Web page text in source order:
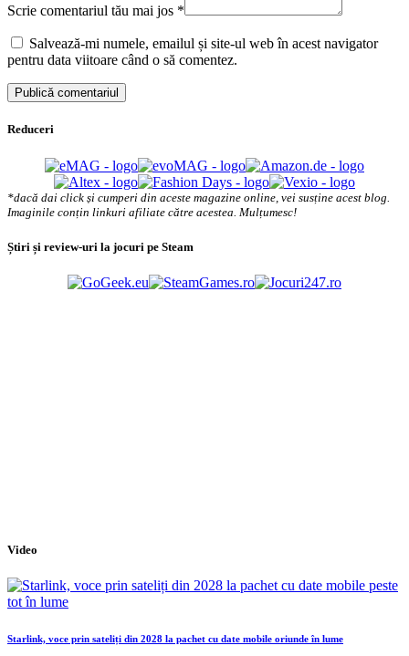
Scrie comentariul tău mai jos *
Salvează-mi numele, emailul și site-ul web în acest navigator
pentru data viitoare când o să comentez.
Reduceri
*dacă dai click și cumperi din aceste magazine online, vei susține acest blog.
Imaginile conțin linkuri afiliate către acestea. Mulțumesc!
Știri și review-uri la jocuri pe Steam
Video
Starlink, voce prin sateliți din 2028 la pachet cu date mobile oriunde în lume